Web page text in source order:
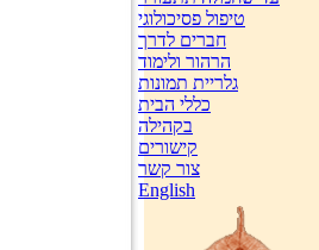
טיפול פסיכולוגי
חברים לדרך
הרהור ולימוד
גלריית תמונות
כללי הבית
בקהילה
קישורים
צור קשר
English